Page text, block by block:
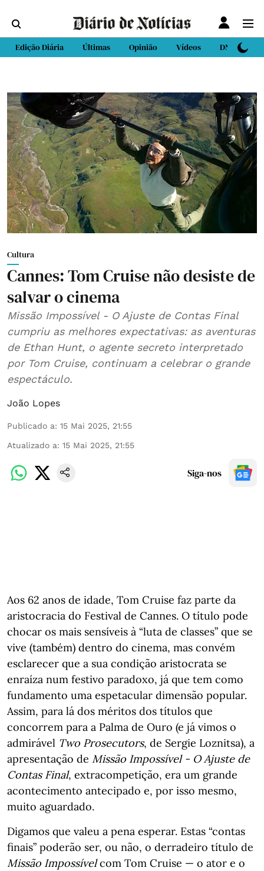
Edição Diária Últimas Opinião Vídeos DN Sport
Cultura
Cannes: Tom Cruise não desiste de
salvar o cinema
Missão Impossível - O Ajuste de Contas Final
cumpriu as melhores expectativas: as aventuras
de Ethan Hunt, o agente secreto interpretado
por Tom Cruise, continuam a celebrar o grande
espectáculo.
João Lopes
Publicado a: 15 Mai 2025, 21:55
Atualizado a: 15 Mai 2025, 21:55
Siga-nos
Aos 62 anos de idade, Tom Cruise faz parte da
aristocracia do Festival de Cannes. O título pode
chocar os mais sensíveis à “luta de classes” que se
vive (também) dentro do cinema, mas convém
esclarecer que a sua condição aristocrata se
enraíza num festivo paradoxo, já que tem como
fundamento uma espetacular dimensão popular.
Assim, para lá dos méritos dos títulos que
concorrem para a Palma de Ouro (e já vimos o
admirável Two Prosecutors, de Sergie Loznitsa), a
apresentação de Missão Impossível - O Ajuste de
Contas Final, extracompetição, era um grande
acontecimento antecipado e, por isso mesmo,
muito aguardado.
Digamos que valeu a pena esperar. Estas “contas
finais” poderão ser, ou não, o derradeiro título de
Missão Impossívelcom Tom Cruise — o ator e o